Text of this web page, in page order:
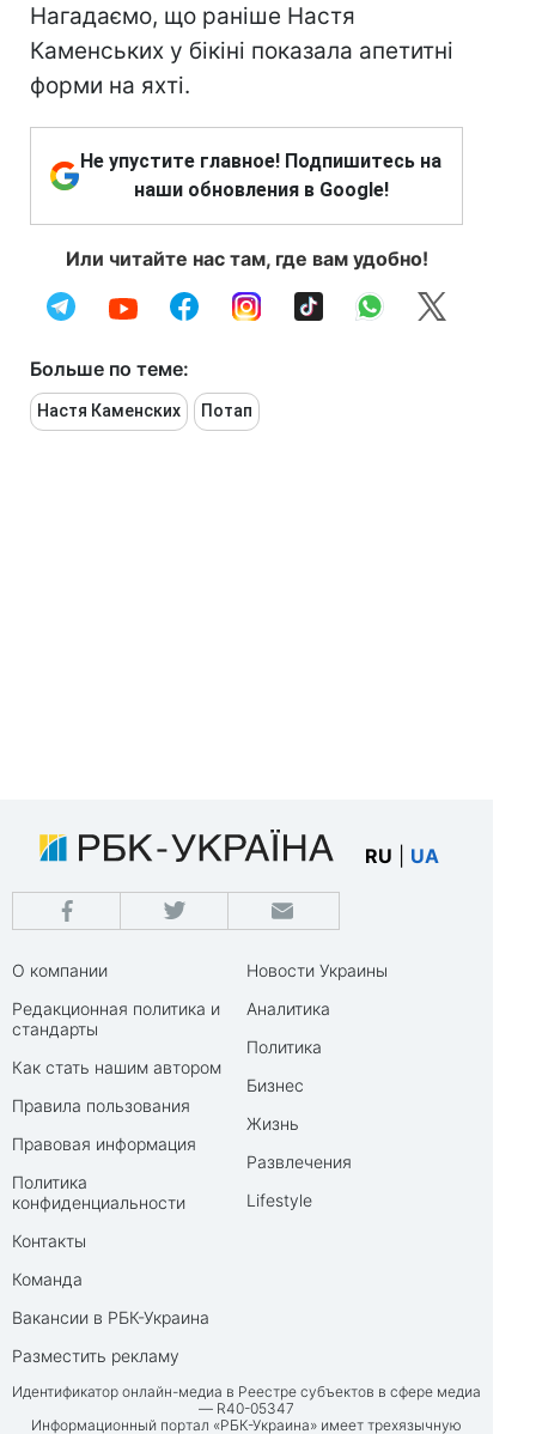
Нагадаємо, що раніше Настя
Каменських у бікіні показала апетитні
форми на яхті.
Не упустите главное! Подпишитесь на
наши обновления в Google!
Или читайте нас там, где вам удобно!
Больше по теме:
Настя Каменских Потап
RU UA
О компании
Редакционная политика и
стандарты
Как стать нашим автором
Правила пользования
Правовая информация
Политика
конфиденциальности
Контакты
Команда
Вакансии в РБК-Украина
Разместить рекламу
Новости Украины
Аналитика
Политика
Бизнес
Жизнь
Развлечения
Lifestyle
Идентификатор онлайн-медиа в Реестре субъектов в сфере медиа
— R40-05347
Информационный портал «РБК-Украина» имеет трехязычную